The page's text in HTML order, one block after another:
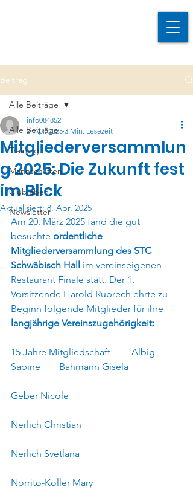
Beitrag
Alle Beiträge
Training
Mannschaften
Clubleben
Newsletter
Alle Beiträge
Mitgliederversammlun
g 2025: Die Zukunft fest
im Blick
info084852
2. Apr. 2025 3 Min. Lesezeit
Aktualisiert: 8. Apr. 2025
Am 20. März 2025 fand die gut
besuchte ordentliche
Mitgliederversammlung des STC
Schwäbisch Hall im vereinseigenen
Restaurant Finale statt. Der 1.
Vorsitzende Harold Rubrech ehrte zu
Beginn folgende Mitglieder für ihre
langjährige Vereinszugehörigkeit:
15 Jahre Mitgliedschaft	Albig
Sabine	Bahmann Gisela
Nerlich Christian
Norrito-Koller Mary